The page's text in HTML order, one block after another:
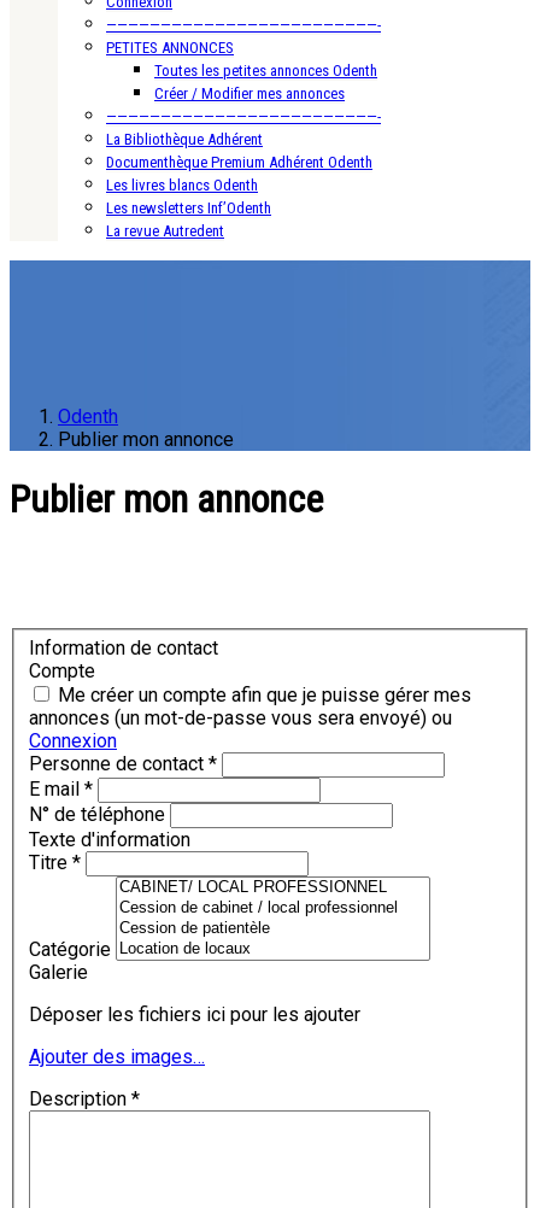
—————————————————————————-
PETITES ANNONCES
Toutes les petites annonces Odenth
Créer / Modifier mes annonces
—————————————————————————-
La Bibliothèque Adhérent
Documenthèque Premium Adhérent Odenth
Les livres blancs Odenth
Les newsletters Inf’Odenth
La revue Autredent
Odenth
Publier mon annonce
Publier mon annonce
Information de contact
Compte
Me créer un compte afin que je puisse gérer mes
annonces (un mot-de-passe vous sera envoyé) ou
Connexion
Personne de contact *
E mail *
N° de téléphone
Texte d'information
Titre *
Catégorie
Galerie
Déposer les fichiers ici pour les ajouter
Ajouter des images…
Description *